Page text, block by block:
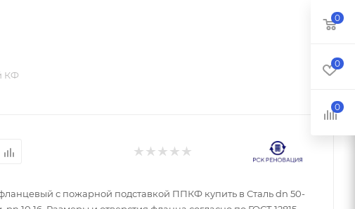
КФ
с пожарной подставкой ППКФ купить в Сталь dn 50-
0
0
0